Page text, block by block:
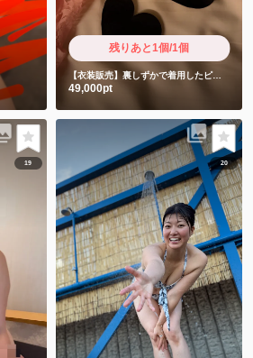
残りあと1個/1個
【衣装販売】裏しずかで着用したピンクと使用済み前貼り3枚 限定超ショート動画付き
49,000pt
19 20